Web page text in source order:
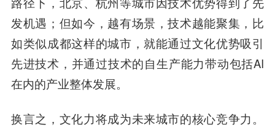
发机遇；但如今，越有场景，技术越能聚集，比
如类似成都这样的城市，就能通过文化优势吸引
先进技术，并通过技术的自生产能力带动包括AI
在内的产业整体发展。
换言之，文化力将成为未来城市的核心竞争力。